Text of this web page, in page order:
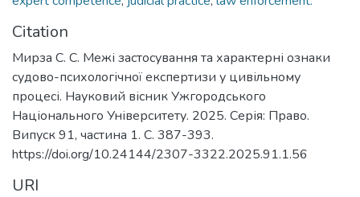
Citation
Мирза С. С. Межі застосування та характерні ознаки
судово-психологічної експертизи у цивільному
процесі. Науковий вісник Ужгородського
Національного Університету. 2025. Серія: Право.
Випуск 91, частина 1. С. 387-393.
https://doi.org/10.24144/2307-3322.2025.91.1.56
URI